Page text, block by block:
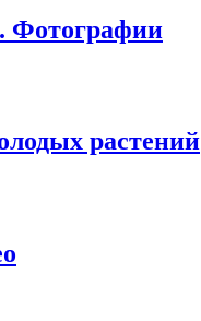
Фотографии
растений